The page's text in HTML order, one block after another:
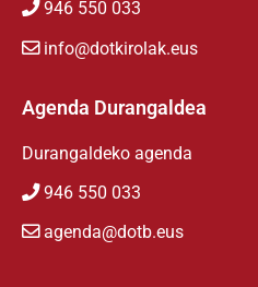
946 550 033
info@dotkirolak.eus
Agenda Durangaldea
Durangaldeko agenda
946 550 033
agenda@dotb.eus